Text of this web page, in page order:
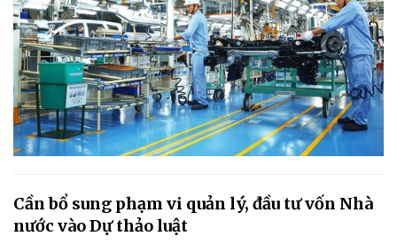
Cần bổ sung phạm vi quản lý, đầu tư vốn Nhà
nước vào Dự thảo luật